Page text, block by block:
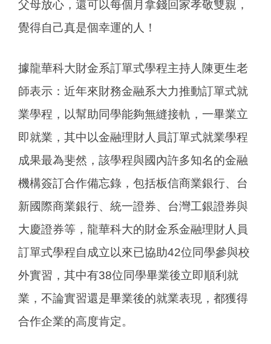
父母放心，還可以每個月拿錢回家孝敬雙親，
覺得自己真是個幸運的人！
據龍華科大財金系訂單式學程主持人陳更生老
師表示：近年來財務金融系大力推動訂單式就
業學程，以幫助同學能夠無縫接軌，一畢業立
即就業，其中以金融理財人員訂單式就業學程
成果最為斐然，該學程與國內許多知名的金融
機構簽訂合作備忘錄，包括板信商業銀行、台
新國際商業銀行、統一證券、台灣工銀證券與
大慶證券等，龍華科大的財金系金融理財人員
訂單式學程自成立以來已協助42位同學參與校
外實習，其中有38位同學畢業後立即順利就
業，不論實習還是畢業後的就業表現，都獲得
合作企業的高度肯定。